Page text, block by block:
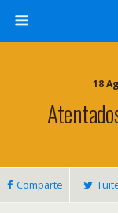
18
Comparte